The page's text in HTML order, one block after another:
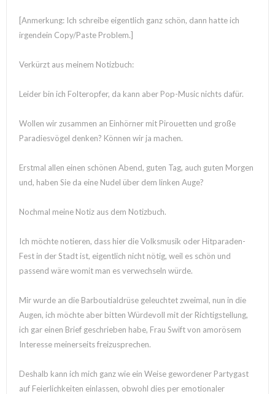
[Anmerkung: Ich schreibe eigentlich ganz schön, dann hatte ich
irgendein Copy/Paste Problem.]
Verkürzt aus meinem Notizbuch:
Leider bin ich Folteropfer, da kann aber Pop-Music nichts dafür.
Wollen wir zusammen an Einhörner mit Pirouetten und große
Paradiesvögel denken? Können wir ja machen.
Erstmal allen einen schönen Abend, guten Tag, auch guten Morgen
und, haben Sie da eine Nudel über dem linken Auge?
Nochmal meine Notiz aus dem Notizbuch.
Ich möchte notieren, dass hier die Volksmusik oder Hitparaden-
Fest in der Stadt ist, eigentlich nicht nötig, weil es schön und
passend wäre womit man es verwechseln würde.
Mir wurde an die Barboutialdrüse geleuchtet zweimal, nun in die
Augen, ich möchte aber bitten Würdevoll mit der Richtigstellung,
ich gar einen Brief geschrieben habe, Frau Swift von amorösem
Interesse meinerseits freizusprechen.
Deshalb kann ich mich ganz wie ein Weise gewordener Partygast
auf Feierlichkeiten einlassen, obwohl dies per emotionaler